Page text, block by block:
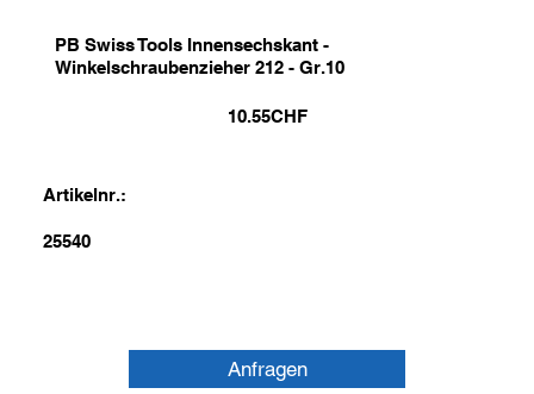
PB Swiss Tools Innensechskant -
Winkelschraubenzieher 212 - Gr.10
10.55CHF
Artikelnr.:
25540
Anfragen